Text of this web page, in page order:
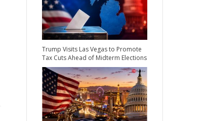
Trump Visits Las Vegas to Promote
Tax Cuts Ahead of Midterm Elections